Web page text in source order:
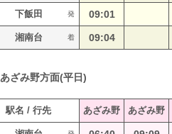
下飯田 発 09:01
湘南台 着 09:04
あざみ野方面(平日)
駅名 / 行先 あざみ野 あざみ野